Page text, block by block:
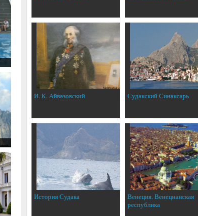
И. К. Айвазовский Судакский Синаксарь
История Судака
Венеция. Венецианская
республика